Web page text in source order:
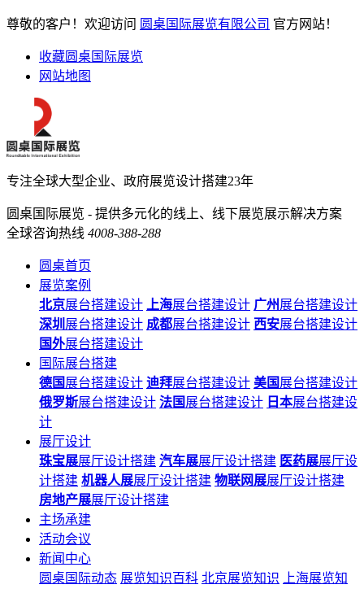
尊敬的客户！欢迎访问 圆桌国际展览有限公司 官方网站！
收藏圆桌国际展览
网站地图
专注全球大型企业、政府展览设计搭建23年
圆桌国际展览 - 提供多元化的线上、线下展览展示解决方案
全球咨询热线 4008-388-288
圆桌首页
展览案例
北京展台搭建设计 上海展台搭建设计 广州展台搭建设计
深圳 展台搭建设计 成都展台搭建设计 西安展台搭建设计
国外展台搭建设计
国际展台搭建
德国 展台搭建设计 迪拜展台搭建设计 美国 展台搭建设计
俄罗斯展台搭建设计 法国 展台搭建设计 日本展台搭建设
计
展厅设计
珠宝展展厅设计搭建 汽车展展厅设计搭建 医药展展厅设
计搭建 机器人展展厅设计搭建 物联网展展厅设计搭建
房地产展展厅设计搭建
主场承建
活动会议
新闻中心
圆桌国际动态 展览知识百科 北京展览知识
上海展览知